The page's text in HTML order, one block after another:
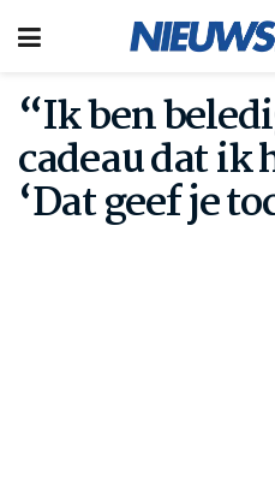
“Ik ben
cadeau dat ik
‘Dat geef je